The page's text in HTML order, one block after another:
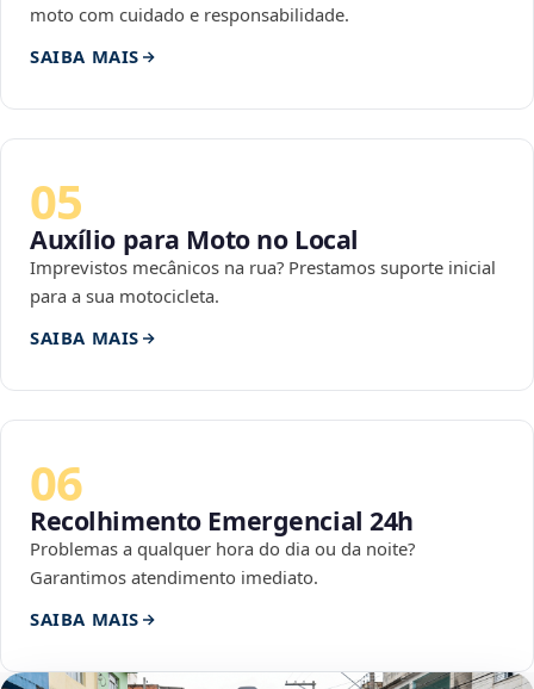
moto com cuidado e responsabilidade.
SAIBA MAIS
05
Auxílio para Moto no Local
Imprevistos mecânicos na rua? Prestamos suporte inicial
para a sua motocicleta.
SAIBA MAIS
06
Recolhimento Emergencial 24h
Problemas a qualquer hora do dia ou da noite?
Garantimos atendimento imediato.
SAIBA MAIS